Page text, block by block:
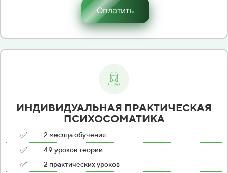
Оплатить
ИНДИВИДУАЛЬНАЯ ПРАКТИЧЕСКАЯ
ПСИХОСОМАТИКА
✅ 2 месяца обучения
✅ 49 уроков теории
✅ 2 практических уроков